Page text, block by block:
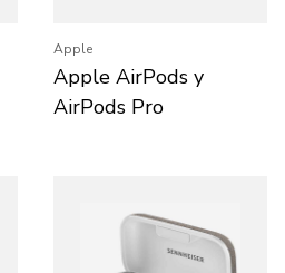
Apple
Apple AirPods y
AirPods Pro